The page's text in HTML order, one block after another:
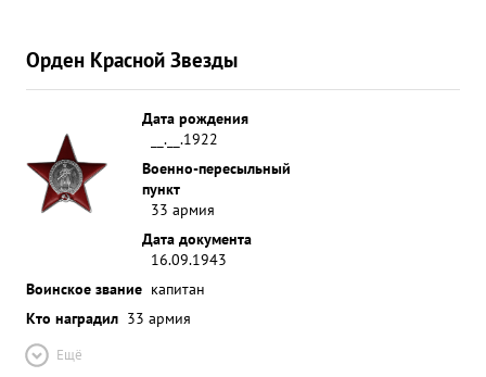
Орден Красной Звезды
Дата рождения
__.__.1922
Военно-пересыльный
пункт
33 армия
Дата документа
16.09.1943
Воинское звание капитан
Кто наградил 33 армия
Ещё